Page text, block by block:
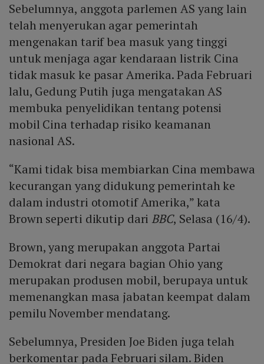
Sebelumnya, anggota parlemen AS yang lain
telah menyerukan agar pemerintah
mengenakan tarif bea masuk yang tinggi
untuk menjaga agar kendaraan listrik Cina
tidak masuk ke pasar Amerika. Pada Februari
lalu, Gedung Putih juga mengatakan AS
membuka penyelidikan tentang potensi
mobil Cina terhadap risiko keamanan
nasional AS.
“Kami tidak bisa membiarkan Cina membawa
kecurangan yang didukung pemerintah ke
dalam industri otomotif Amerika,” kata
Brown seperti dikutip dari BBC, Selasa (16/4).
Brown, yang merupakan anggota Partai
Demokrat dari negara bagian Ohio yang
merupakan produsen mobil, berupaya untuk
memenangkan masa jabatan keempat dalam
pemilu November mendatang.
Sebelumnya, Presiden Joe Biden juga telah
berkomentar pada Februari silam. Biden